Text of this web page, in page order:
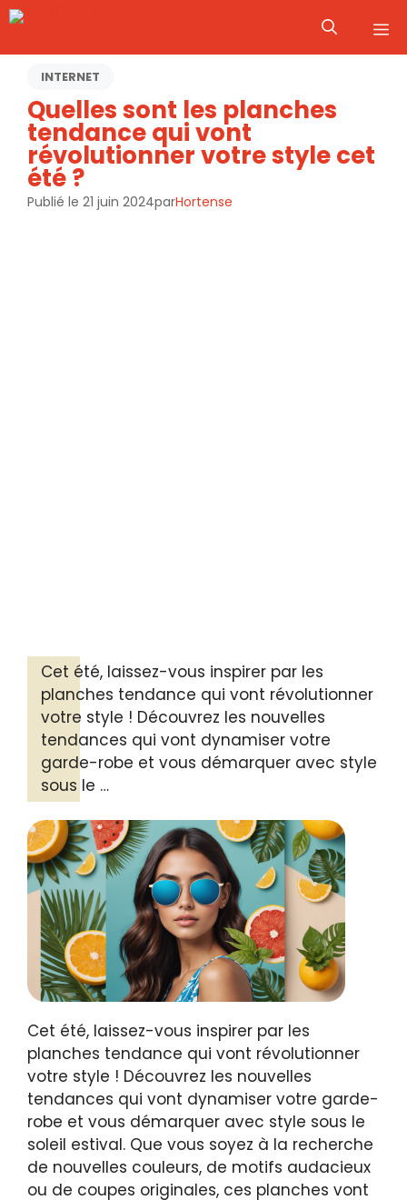
Aller
contenu
INTERNET
Quelles sont les planches
tendance qui vont
révolutionner votre style cet
été ?
Publié le 21 juin 2024parHortense
Cet été, laissez-vous inspirer par les
planches tendance qui vont révolutionner
votre style ! Découvrez les nouvelles
tendances qui vont dynamiser votre
garde-robe et vous démarquer avec style
sous le …
Cet été, laissez-vous inspirer par les
planches tendance qui vont révolutionner
votre style ! Découvrez les nouvelles
tendances qui vont dynamiser votre garde-
robe et vous démarquer avec style sous le
soleil estival. Que vous soyez à la recherche
de nouvelles couleurs, de motifs audacieux
ou de coupes originales, ces planches vont